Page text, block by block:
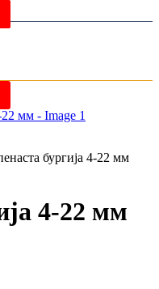
бургија 4-22 мм
4-22 мм